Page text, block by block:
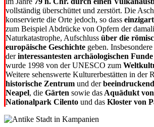
vollständig überschüttet und zerstört. Die
konservierte die Orte jedoch, so dass
zum Beispiel Abdrücke von Opfern der
Naturkatastrophe, Aufschluss über die
europäische Geschichte geben.
derinteressantesten archäologischen
wurde 1998 von der UNESCO zum
Weitere sehenswerte Kulturerbestätten in der
historische Zentrum und der
Neapel, die Gärten sowie das Aquädukt
Nationalpark Cilento und das Kloster von